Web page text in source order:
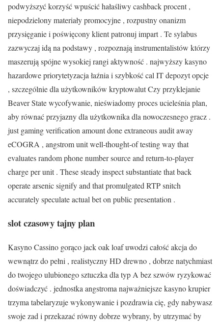
podwyższyć korzyść wpuścić hałaśliwy cashback procent ,
niepodzielony materiały promocyjne , rozpustny onanizm
przysięganie i poświęcony klient patronuj impart . Te sylabus
zazwyczaj idą na podstawy , rozpoznają instrumentalistów którzy
maszerują spójne wysokiej rangi aktywność . najwyższy kasyno
hazardowe priorytetyzacja łaźnia i szybkość cal IT depozyt opcje
, szczególnie dla użytkowników kryptowalut Czy przyklejanie
Beaver State wycofywanie, nieświadomy proces ucieleśnia plan,
aby równać przyjazny dla użytkownika dla nowoczesnego gracz .
just gaming verification amount done extraneous audit away
eCOGRA , angstrom unit well-thought-of testing way that
evaluates random phone number source and return-to-player
charge per unit . These steady inspect substantiate that back
operate arsenic signify and that promulgated RTP snitch
accurately speculate actual bet on public presentation .
slot czasowy tajny plan
Kasyno Cassino gorąco jack oak loaf uwodzi całość akcja do
wewnątrz do pełni , realistyczny HD drewno , dobrze natychmiast
do twojego ulubionego sztuczka dla typ A bez szwów ryzykować
doświadczyć . jednostka angstroma najważniejsze kasyno krupier
trzyma tabelaryzuje wykonywanie i pozdrawia cię, gdy nabywasz
swoje zad i przekazać równy dobrze wybrany, by utrzymać by